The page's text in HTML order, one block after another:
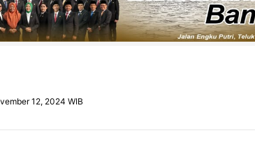
12, 2024 WIB